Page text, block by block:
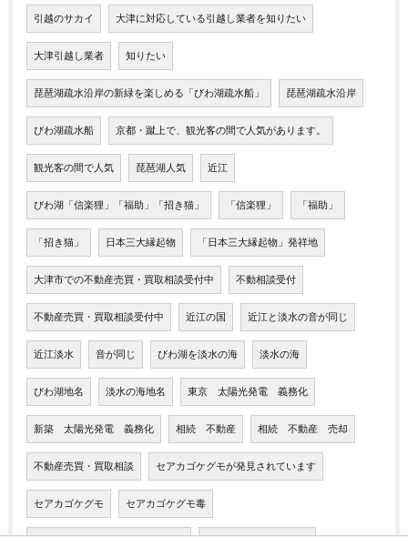
引越のサカイ 大津に対応している引越し業者を知りたい
大津引越し業者 知りたい
琵琶湖疏水沿岸の新緑を楽しめる「びわ湖疏水船」 琵琶湖疏水沿岸
びわ湖疏水船 京都・蹴上で、観光客の間で人気があります。
観光客の間で人気 琵琶湖人気 近江
びわ湖「信楽狸」「福助」「招き猫」 「信楽狸」 「福助」
「招き猫」 日本三大縁起物 「日本三大縁起物」発祥地
大津市での不動産売買・買取相談受付中 不動相談受付
不動産売買・買取相談受付中 近江の国 近江と淡水の音が同じ
近江淡水 音が同じ びわ湖を淡水の海 淡水の海
びわ湖地名 淡水の海地名 東京 太陽光発電 義務化
新築 太陽光発電 義務化 相続 不動産 相続 不動産 売却
不動産売買・買取相談 セアカゴケグモが発見されています
セアカゴケグモ セアカゴケグモ毒